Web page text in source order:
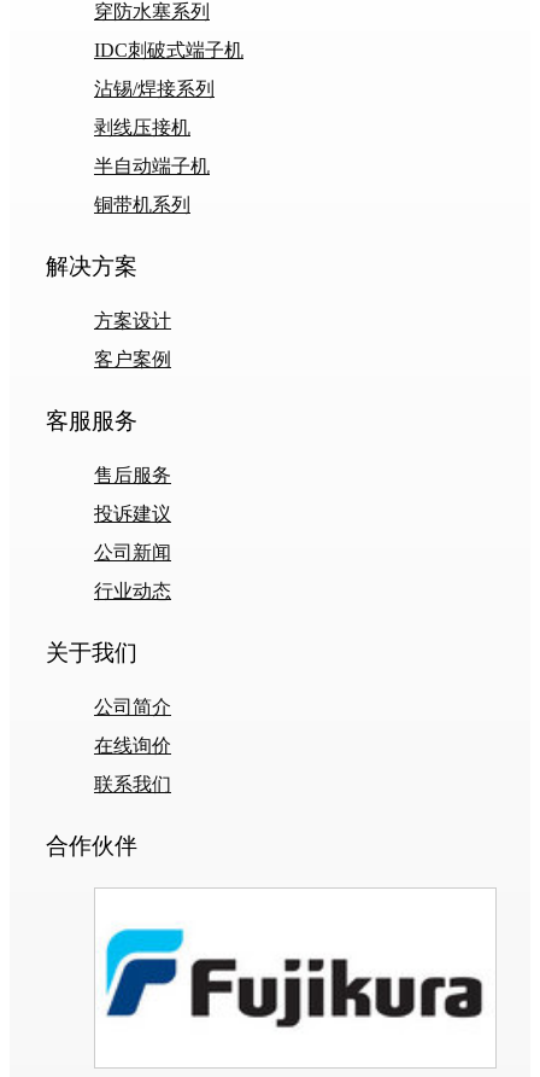
穿防水塞系列
IDC刺破式端子机
沾锡/焊接系列
剥线压接机
半自动端子机
铜带机系列
解决方案
方案设计
客户案例
客服服务
售后服务
投诉建议
公司新闻
行业动态
关于我们
公司简介
在线询价
联系我们
合作伙伴